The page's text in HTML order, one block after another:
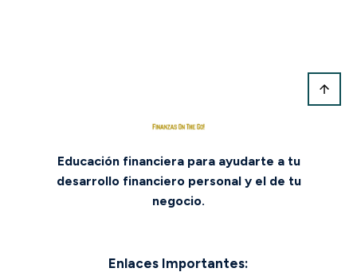
Educación financiera para ayudarte a tu
desarrollo financiero personal y el de tu
negocio.
Enlaces Importantes: